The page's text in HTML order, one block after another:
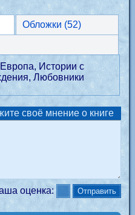
Обложки (52)
Истории с
Любовники
своё мнение о книге
оценка: